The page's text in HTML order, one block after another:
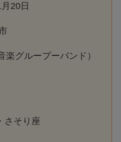
20日
グループーバンド）
さそり座